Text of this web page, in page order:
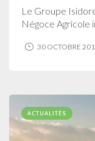
Le Groupe
Négoce Agricole
30 OCTOBRE
ACTUALITÉS